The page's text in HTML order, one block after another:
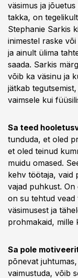
väsimus ja
takka, on
Stephanie Sarkis
inimestel raske
ja ainult ülima
saada. Sarkis
võib ka väsinu ja
jätkab
vaimsele kui
Sa teed
tunduda, et oled
et oled teinud
muidu omased.
kehv töötaja, vaid
vajad puhkust. On
on su tehtud
väsimusest ja
prohmakaid, mille
Sa pole
põnevat
vaimustuda, võib